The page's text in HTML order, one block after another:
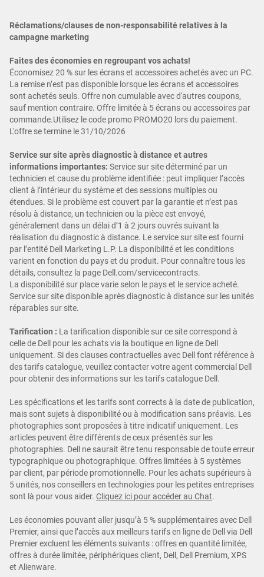
Réclamations/clauses de non-responsabilité relatives à la
campagne marketing
Faites des économies en regroupant vos achats!
Économisez 20 % sur les écrans et accessoires achetés avec un PC.
La remise n’est pas disponible lorsque les écrans et accessoires
sont achetés seuls. Offre non cumulable avec d'autres coupons,
sauf mention contraire. Offre limitée à 5 écrans ou accessoires par
commande.Utilisez le code promo PROMO20 lors du paiement.
L'offre se termine le 31/10/2026
Service sur site après diagnostic à distance et autres
informations importantes: Service sur site déterminé par un
technicien et cause du problème identifiée : peut impliquer l’accès
client à l’intérieur du système et des sessions multiples ou
étendues. Si le problème est couvert par la garantie et n’est pas
résolu à distance, un technicien ou la pièce est envoyé,
généralement dans un délai d’1 à 2 jours ouvrés suivant la
réalisation du diagnostic à distance. Le service sur site est fourni
par l’entité Dell Marketing L.P. La disponibilité et les conditions
varient en fonction du pays et du produit. Pour connaître tous les
détails, consultez la page Dell.com/servicecontracts.
La disponibilité sur place varie selon le pays et le service acheté.
Service sur site disponible après diagnostic à distance sur les unités
réparables sur site.
Tarification : La tarification disponible sur ce site correspond à
celle de Dell pour les achats via la boutique en ligne de Dell
uniquement. Si des clauses contractuelles avec Dell font référence à
des tarifs catalogue, veuillez contacter votre agent commercial Dell
pour obtenir des informations sur les tarifs catalogue Dell.
Les spécifications et les tarifs sont corrects à la date de publication,
mais sont sujets à disponibilité ou à modification sans préavis. Les
photographies sont proposées à titre indicatif uniquement. Les
articles peuvent être différents de ceux présentés sur les
photographies. Dell ne saurait être tenu responsable de toute erreur
typographique ou photographique. Offres limitées à 5 systèmes
par client, par période promotionnelle. Pour les achats supérieurs à
5 unités, nos conseillers en technologies pour les petites entreprises
sont là pour vous aider. Cliquez ici pour accéder au Chat.
Les économies pouvant aller jusqu’à 5 % supplémentaires avec Dell
Premier, ainsi que l’accès aux meilleurs tarifs en ligne de Dell via Dell
Premier excluent les éléments suivants : offres en quantité limitée,
offres à durée limitée, périphériques client, Dell, Dell Premium, XPS
et Alienware.